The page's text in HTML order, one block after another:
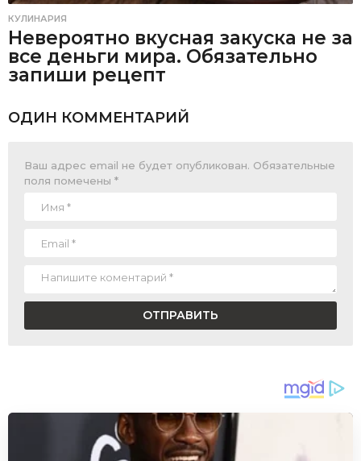
КУЛИНАРИЯ
Невероятно вкусная закуска не за
все деньги мира. Обязательно
запиши рецепт
ОДИН КОММЕНТАРИЙ
Ваш адрес email не будет опубликован. Обязательные
поля помечены *